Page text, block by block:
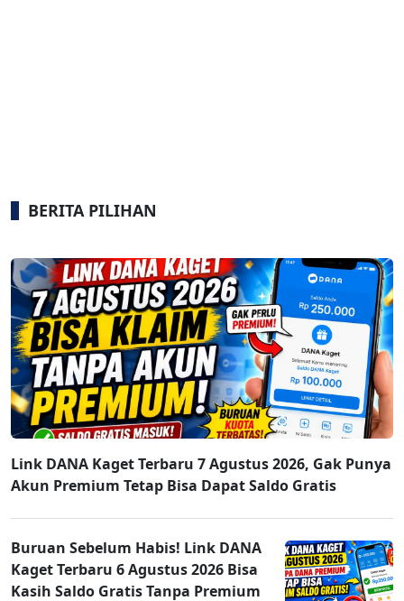
BERITA PILIHAN
Link DANA Kaget Terbaru 7 Agustus 2026, Gak Punya
Akun Premium Tetap Bisa Dapat Saldo Gratis
Buruan Sebelum Habis! Link DANA
Kaget Terbaru 6 Agustus 2026 Bisa
Kasih Saldo Gratis Tanpa Premium